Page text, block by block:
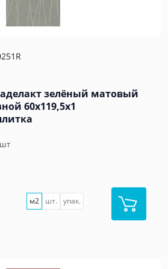
зелёный матовый
60x119,5x1
шт
м2 шт. упак.